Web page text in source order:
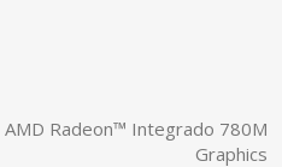
AMD Radeon™ Integrado 780M
Graphics